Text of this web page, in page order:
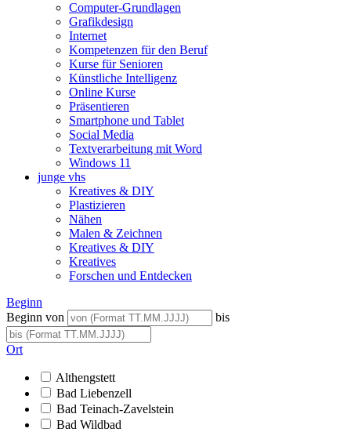
Computer-Grundlagen
Grafikdesign
Internet
Kompetenzen für den Beruf
Kurse für Senioren
Künstliche Intelligenz
Online Kurse
Präsentieren
Smartphone und Tablet
Social Media
Textverarbeitung mit Word
Windows 11
junge vhs
Kreatives & DIY
Plastizieren
Nähen
Malen & Zeichnen
Kreatives & DIY
Kreatives
Forschen und Entdecken
Beginn
Beginn von
bis
Ort
Althengstett
Bad Liebenzell
Bad Teinach-Zavelstein
Bad Wildbad